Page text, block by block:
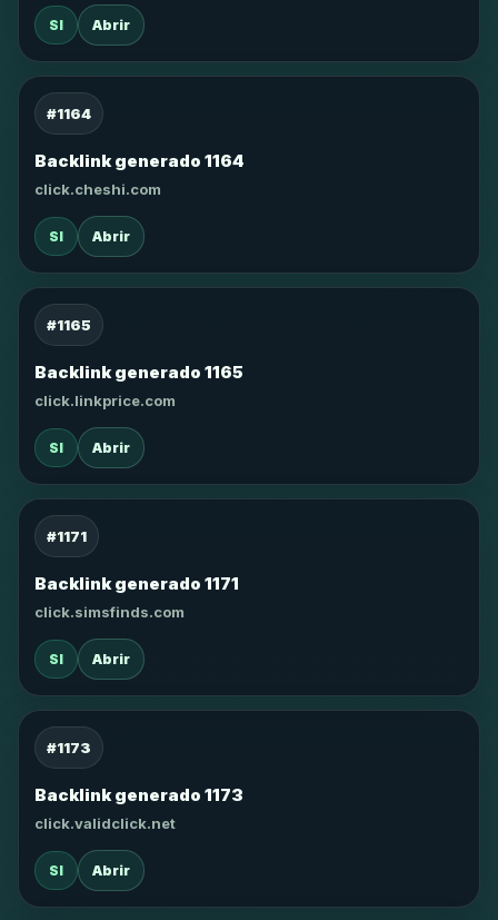
SI Abrir
#1164
Backlink generado 1164
click.cheshi.com
SI Abrir
#1165
Backlink generado 1165
click.linkprice.com
SI Abrir
#1171
Backlink generado 1171
click.simsfinds.com
SI Abrir
#1173
Backlink generado 1173
click.validclick.net
SI Abrir